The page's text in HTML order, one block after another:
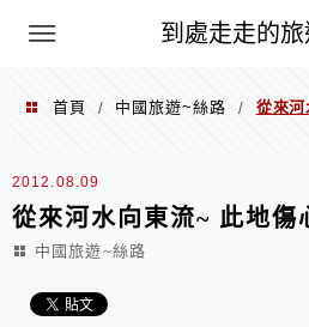
到處走走的
首頁 / 中國旅遊~絲路 / 從來
2012.08.09
從來河水向東流~ 此地傷
中國旅遊~絲路